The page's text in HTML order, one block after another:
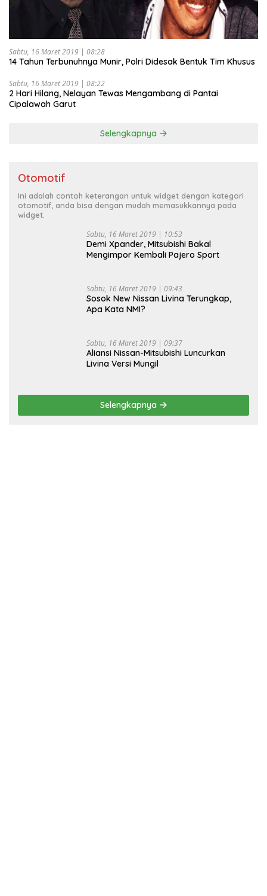
Sabtu, 16 Maret 2019 | 08:28
14 Tahun Terbunuhnya Munir, Polri Didesak Bentuk Tim Khusus
Sabtu, 16 Maret 2019 | 08:22
2 Hari Hilang, Nelayan Tewas Mengambang di Pantai
Cipalawah Garut
Selengkapnya
Otomotif
Ini adalah contoh keterangan untuk widget dengan kategori
otomotif, anda bisa dengan mudah memasukkannya pada
widget.
Sabtu, 16 Maret 2019 | 10:53
Demi Xpander, Mitsubishi Bakal
Mengimpor Kembali Pajero Sport
Sabtu, 16 Maret 2019 | 09:43
Sosok New Nissan Livina Terungkap,
Apa Kata NMI?
Sabtu, 16 Maret 2019 | 09:37
Aliansi Nissan-Mitsubishi Luncurkan
Livina Versi Mungil
Selengkapnya